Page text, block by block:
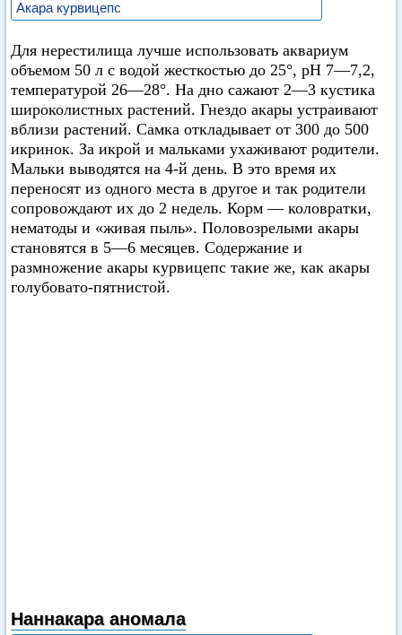
Акара курвицепс
Для нерестилища лучше использовать аквариум
объемом 50 л с водой жесткостью до 25°, pH 7—7,2,
температурой 26—28°. На дно сажают 2—3 кустика
широколистных растений. Гнездо акары устраивают
вблизи растений. Самка откладывает от 300 до 500
икринок. За икрой и мальками ухаживают родители.
Мальки выводятся на 4-й день. В это время их
переносят из одного места в другое и так родители
сопровождают их до 2 недель. Корм — коловратки,
нематоды и «живая пыль». Половозрелыми акары
становятся в 5—6 месяцев. Содержание и
размножение акары курвицепс такие же, как акары
голубовато-пятнистой.
Наннакара аномала